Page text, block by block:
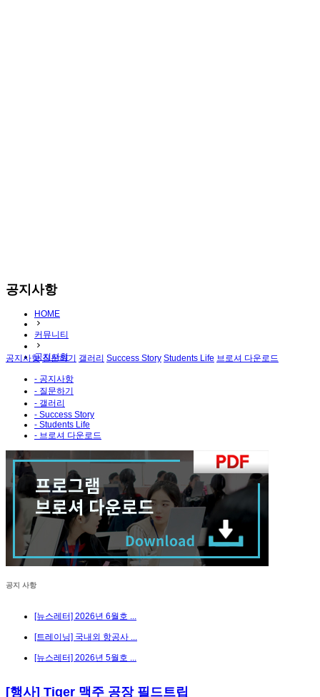
공지사항
HOME
커뮤니티
공지사항
공지사항 질문하기 갤러리 Success Story Students Life 브로셔 다운로드
- 공지사항
- 질문하기
- 갤러리
- Success Story
- Students Life
- 브로셔 다운로드
공지 사항
[뉴스레터] 2026년 6월호 ...
[트레이닝] 국내외 항공사 ...
[뉴스레터] 2026년 5월호 ...
[행사] Tiger 맥주 공장 필드트립